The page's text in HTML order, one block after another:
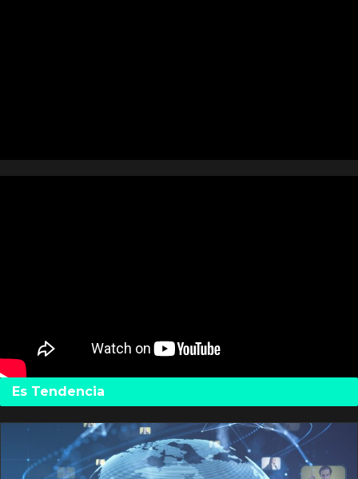
Es Tendencia